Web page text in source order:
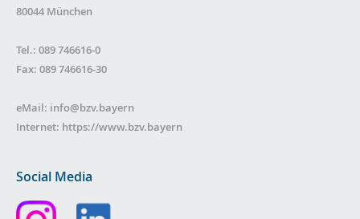
80044 München
Tel.: 089 746616-0
Fax: 089 746616-30
eMail: info@bzv.bayern
Internet: https://www.bzv.bayern
Social Media